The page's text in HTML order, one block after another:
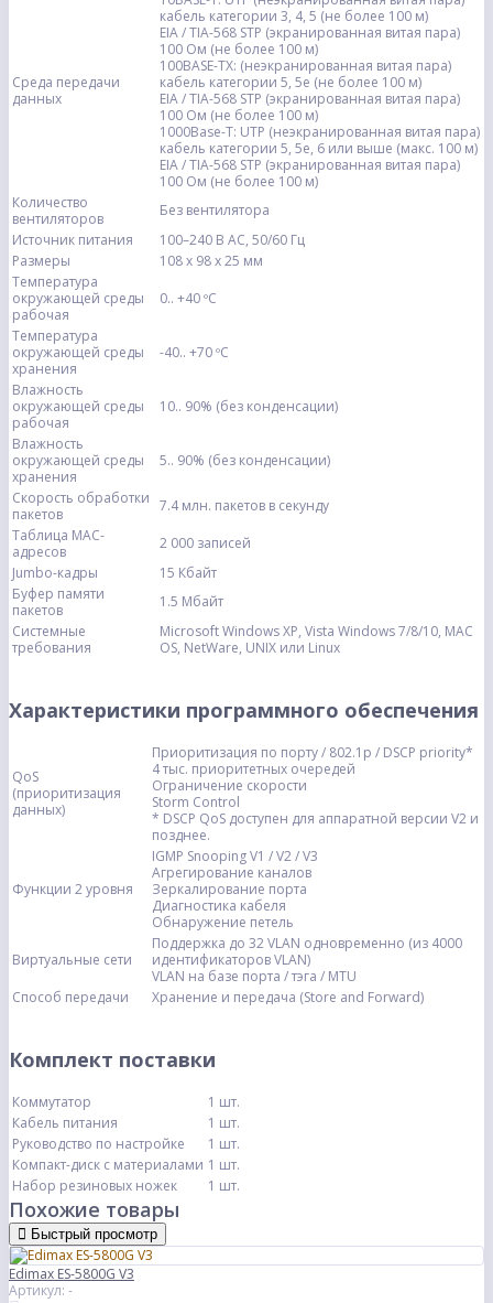
Среда передачи
данных
кабель категории 3, 4, 5 (не более 100 м)
EIA / TIA-568 STP (экранированная витая пара)
100 Ом (не более 100 м)
100BASE-TX: (неэкранированная витая пара)
кабель категории 5, 5е (не более 100 м)
EIA / TIA-568 STP (экранированная витая пара)
100 Ом (не более 100 м)
1000Base-T: UTP (неэкранированная витая пара)
кабель категории 5, 5е, 6 или выше (макс. 100 м)
EIA / TIA-568 STP (экранированная витая пара)
100 Ом (не более 100 м)
Количество
вентиляторов
Без вентилятора
Источник питания
100–240 В AC, 50/60 Гц
Размеры
108 х 98 х 25 мм
Температура
окружающей среды
рабочая
0.. +40 ºC
Температура
окружающей среды
хранения
-40.. +70 ºC
Влажность
окружающей среды
рабочая
10.. 90% (без конденсации)
Влажность
окружающей среды
хранения
5.. 90% (без конденсации)
Скорость обработки
пакетов
7.4 млн. пакетов в секунду
Таблица МАС-
адресов
2 000 записей
Jumbo-кадры
15 Кбайт
Буфер памяти
пакетов
1.5 Мбайт
Системные
требования
Microsoft Windows XP, Vista Windows 7/8/10, MAC
OS, NetWare, UNIX или Linux
Характеристики программного обеспечения
QoS
(приоритизация
данных)
Приоритизация по порту / 802.1p / DSCP priority*
4 тыс. приоритетных очередей
Ограничение скорости
Storm Control
* DSCP QoS доступен для аппаратной версии V2 и
позднее.
Функции 2 уровня
IGMP Snooping V1 / V2 / V3
Агрегирование каналов
Зеркалирование порта
Диагностика кабеля
Обнаружение петель
Виртуальные сети
Поддержка до 32 VLAN одновременно (из 4000
идентификаторов VLAN)
VLAN на базе порта / тэга / МTU
Способ передачи
Хранение и передача (Store and Forward)
Комплект поставки
Коммутатор
1 шт.
Кабель питания
1 шт.
Руководство по настройке
1 шт.
Компакт-диск с материалами 1 шт.
Набор резиновых ножек
1 шт.
Похожие товары
Быстрый просмотр
Edimax ES-5800G V3
Артикул: -